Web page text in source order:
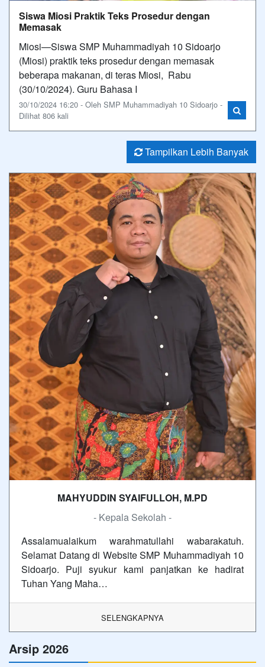
Siswa Miosi Praktik Teks Prosedur dengan
Memasak
Miosi—Siswa SMP Muhammadiyah 10 Sidoarjo
(Miosi) praktik teks prosedur dengan memasak
beberapa makanan, di teras Miosi, Rabu
(30/10/2024). Guru Bahasa I
30/10/2024 16:20 - Oleh SMP Muhammadiyah 10 Sidoarjo -
Dilihat 806 kali
Tampilkan Lebih Banyak
MAHYUDDIN SYAIFULLOH, M.PD
- Kepala Sekolah -
Assalamualaikum warahmatullahi wabarakatuh.
Selamat Datang di Website SMP Muhammadiyah 10
Sidoarjo. Puji syukur kami panjatkan ke hadirat
Tuhan Yang Maha…
SELENGKAPNYA
Arsip 2026